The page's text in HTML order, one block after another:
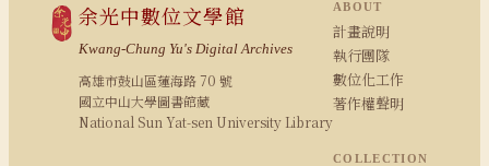
余光中數位文學館
Kwang-Chung Yu's Digital Archives
高雄市鼓山區蓮海路 70 號
國立中山大學圖書館藏
National Sun Yat-sen University Library
ABOUT
計畫說明
執行團隊
數位化工作
著作權聲明
COLLECTION